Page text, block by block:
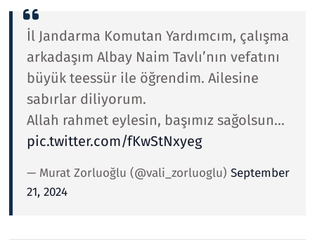
İl Jandarma Komutan Yardımcım, çalışma
arkadaşım Albay Naim Tavlı’nın vefatını
büyük teessür ile öğrendim. Ailesine
sabırlar diliyorum.
Allah rahmet eylesin, başımız sağolsun…
pic.twitter.com/fKwStNxyeg
— Murat Zorluoğlu (@vali_zorluoglu) September
21, 2024